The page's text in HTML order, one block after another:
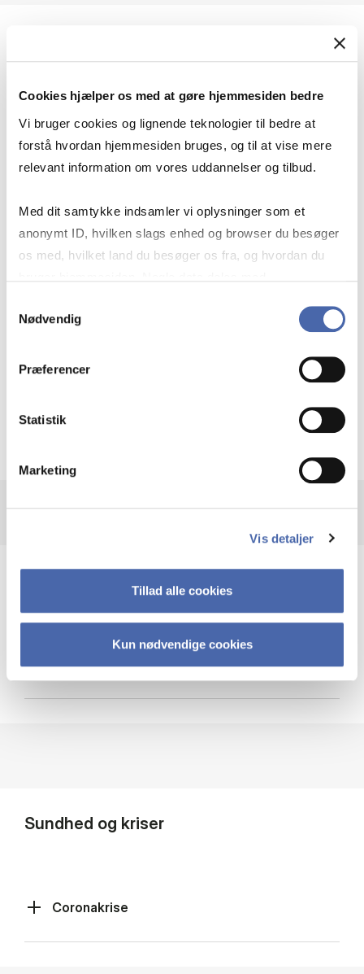
Cookies hjælper os med at gøre hjemmesiden bedre
Vi bruger cookies og lignende teknologier til bedre at
forstå hvordan hjemmesiden bruges, og til at vise mere
relevant information om vores uddannelser og tilbud.
Med dit samtykke indsamler vi oplysninger som et
anonymt ID, hvilken slags enhed og browser du besøger
os med, hvilket land du besøger os fra, og hvordan du
markedsføring. Du bestemmer selv - og kan altid trække
Nødvendig
Præferencer
Statistik
Marketing
Vis detaljer
Tillad alle cookies
Kun nødvendige cookies
Geopolitik og businesssikkerhed
navigerer man som virksomhed?
Krigen i Ukraine
Cybersikkerhed
Sundhed og kriser
Coronakrise